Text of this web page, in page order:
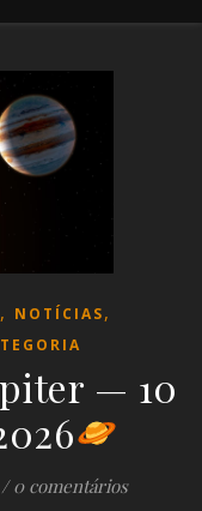
, NOTÍCIAS,
— 10
/ 0 comentários